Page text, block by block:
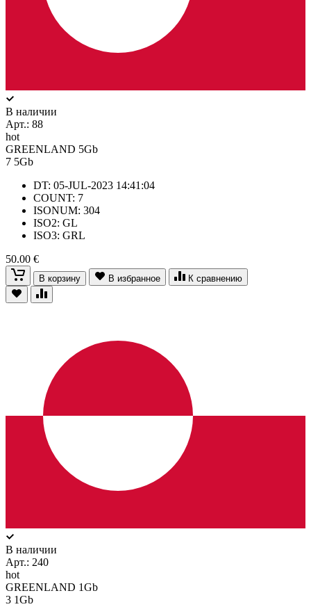
В наличии
Арт.: 88
hot
GREENLAND 5Gb
7 5Gb
DT: 05-JUL-2023 14:41:04
COUNT: 7
ISONUM: 304
ISO2: GL
ISO3: GRL
50.00 €
В корзину В избранное К сравнению
В наличии
Арт.: 240
hot
GREENLAND 1Gb
3 1Gb